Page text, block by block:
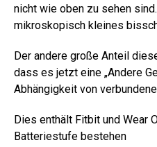
nicht wie oben zu sehen
mikroskopisch kleines
Der andere große Anteil
dass es jetzt eine „Andere
Abhängigkeit von
Dies enthält Fitbit und Wear
Batteriestufe bestehen